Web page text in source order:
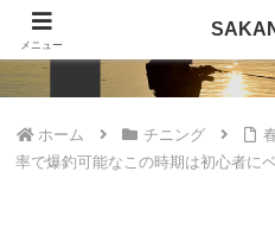
ホーム チニング
率で爆釣可能なこの時期は初心者に
メニュー